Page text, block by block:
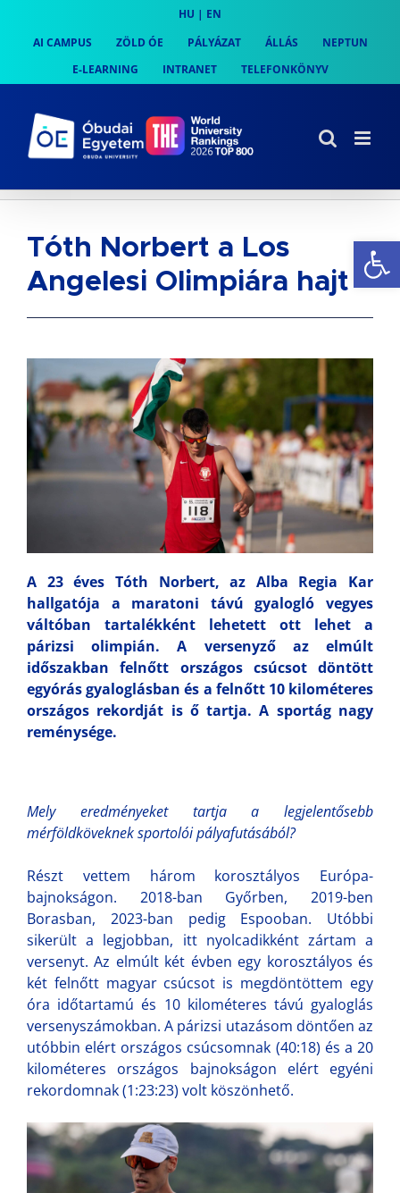
content
HU | EN
AI CAMPUS
ZÖLD ÓE PÁLYÁZAT ÁLLÁS
NEPTUN
E-LEARNING
INTRANET TELEFONKÖNYV
Tóth Norbert a Los
Angelesi Olimpiára hajt
A 23 éves Tóth Norbert, az Alba Regia Kar
hallgatója a maratoni távú gyalogló vegyes
váltóban tartalékként lehetett ott lehet a
párizsi olimpián. A versenyző az elmúlt
időszakban felnőtt országos csúcsot döntött
egyórás gyaloglásban és a felnőtt 10 kilométeres
országos rekordját is ő tartja. A sportág nagy
reménysége.
Mely eredményeket tartja a legjelentősebb
mérföldköveknek sportolói pályafutásából?
Részt vettem három korosztályos Európa-
bajnokságon. 2018-ban Győrben, 2019-ben
Borasban, 2023-ban pedig Espooban. Utóbbi
sikerült a legjobban, itt nyolcadikként zártam a
versenyt. Az elmúlt két évben egy korosztályos és
két felnőtt magyar csúcsot is megdöntöttem egy
óra időtartamú és 10 kilométeres távú gyaloglás
versenyszámokban. A párizsi utazásom döntően az
utóbbin elért országos csúcsomnak (40:18) és a 20
kilométeres országos bajnokságon elért egyéni
rekordomnak (1:23:23) volt köszönhető.